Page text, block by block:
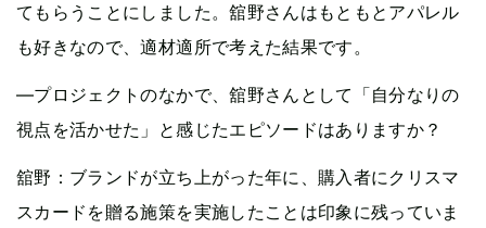
てもらうことにしました。舘野さんはもともとアパレル
も好きなので、適材適所で考えた結果です。
—プロジェクトのなかで、舘野さんとして「自分なりの
視点を活かせた」と感じたエピソードはありますか？
舘野：ブランドが立ち上がった年に、購入者にクリスマ
スカードを贈る施策を実施したことは印象に残っていま